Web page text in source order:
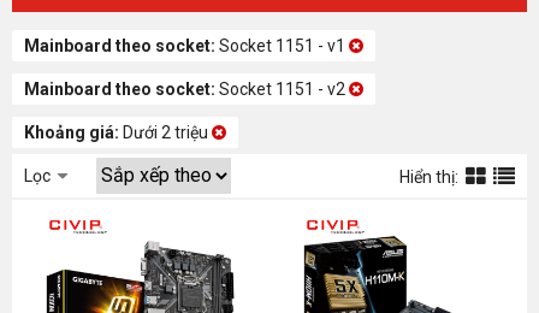
Mainboard theo socket: Socket 1151 - v1
Mainboard theo socket: Socket 1151 - v2
Khoảng giá: Dưới 2 triệu
Lọc Hiển thị: